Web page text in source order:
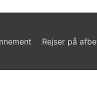
Rejser på